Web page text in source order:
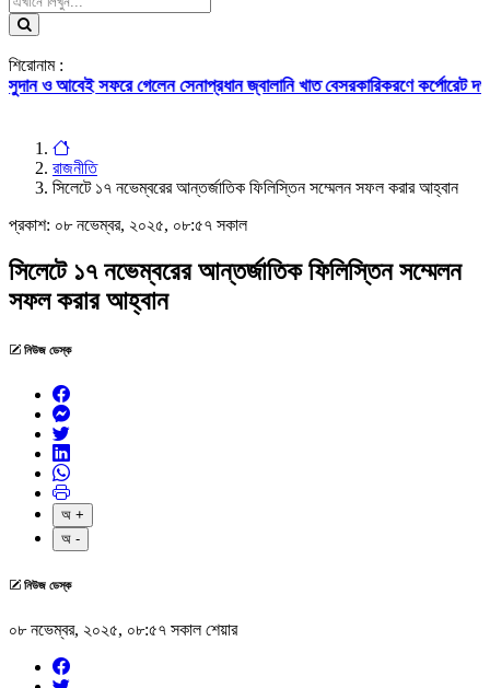
শিরোনাম :
সফরে গেলেন সেনাপ্রধানজ্বালানি খাত বেসরকারিকরণে কর্পোরেট দখলের
রাজনীতি
সিলেটে ১৭ নভেম্বরের আন্তর্জাতিক ফিলিস্তিন সম্মেলন সফল করার আহ্বান
প্রকাশ: ০৮ নভেম্বর, ২০২৫, ০৮:৫৭ সকাল
সিলেটে ১৭ নভেম্বরের আন্তর্জাতিক ফিলিস্তিন সম্মেলন
সফল করার আহ্বান
নিউজ ডেস্ক
অ +
অ -
নিউজ ডেস্ক
০৮ নভেম্বর, ২০২৫, ০৮:৫৭ সকালশেয়ার